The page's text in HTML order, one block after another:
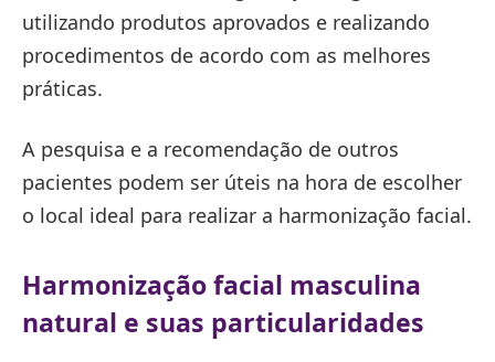
utilizando produtos aprovados e realizando
procedimentos de acordo com as melhores
práticas.
A pesquisa e a recomendação de outros
pacientes podem ser úteis na hora de escolher
o local ideal para realizar a harmonização facial.
Harmonização facial masculina
natural e suas particularidades